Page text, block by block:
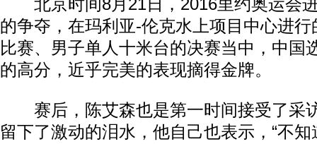
北京时间8月21日，2016里约奥运会
的争夺，在玛利亚-伦克水上项目中心进
比赛、男子单人十米台的决赛当中，中国
的高分，近乎完美的表现摘得金牌。
赛后，陈艾森也是第一时间接受了采
留下了激动的泪水，他自己也表示，“不